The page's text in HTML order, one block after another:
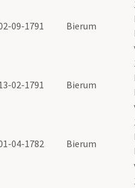
09-1791 Bierum
02-1791 Bierum
04-1782 Bierum